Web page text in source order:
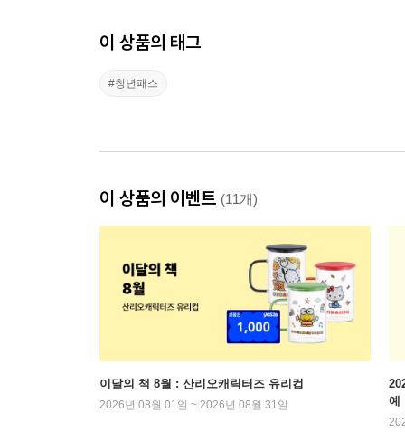
이 상품의 태그
#청년패스
이 상품의 이벤트 (11개)
이달의 책 8월 : 산리오캐릭터즈 유리컵
2026년 08월 01일 ~ 2026년 08월 31일
예